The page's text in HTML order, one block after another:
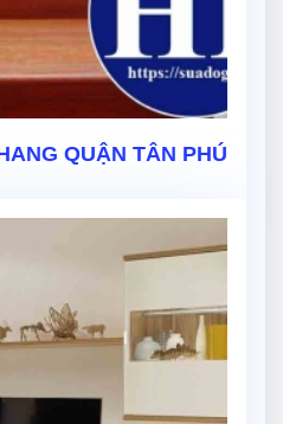
QUẬN TÂN PHÚ